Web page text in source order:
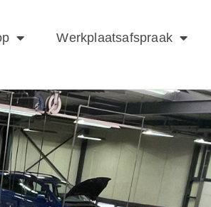
Werkplaatsafspraak